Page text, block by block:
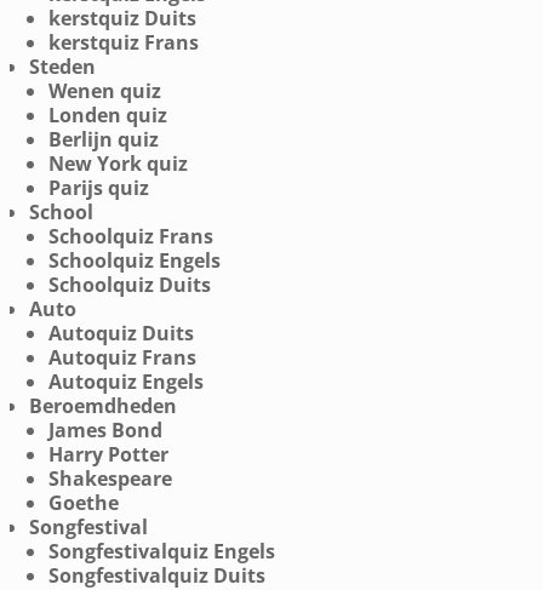
kerstquiz Duits
kerstquiz Frans
Steden
Wenen quiz
Londen quiz
Berlijn quiz
New York quiz
Parijs quiz
School
Schoolquiz Frans
Schoolquiz Engels
Schoolquiz Duits
Auto
Autoquiz Duits
Autoquiz Frans
Autoquiz Engels
Beroemdheden
James Bond
Harry Potter
Shakespeare
Goethe
Songfestival
Songfestivalquiz Engels
Songfestivalquiz Duits